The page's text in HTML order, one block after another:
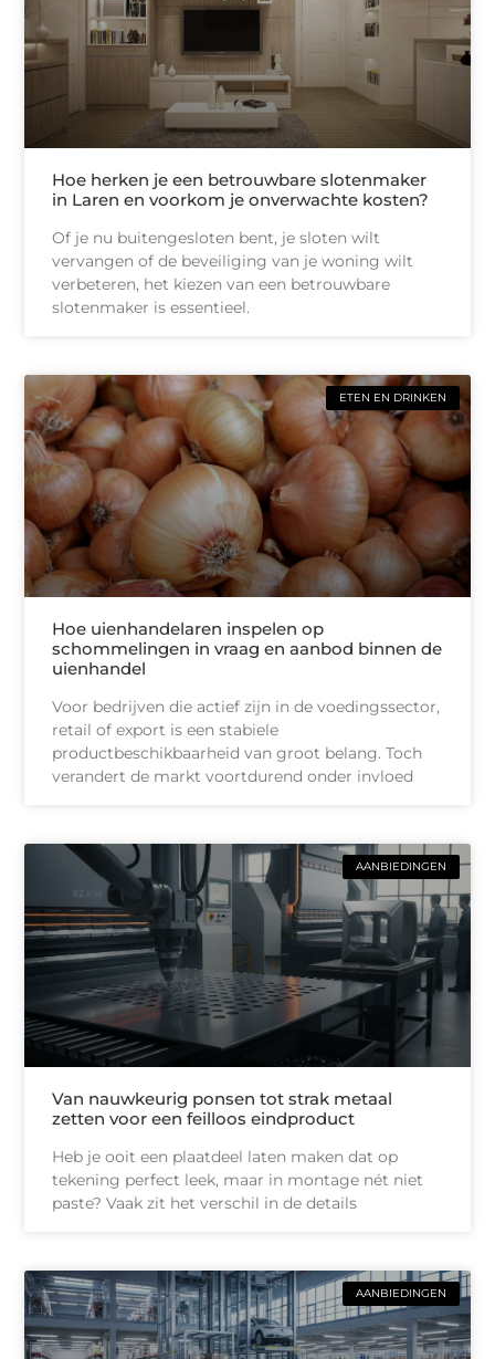
Hoe herken je een betrouwbare slotenmaker
in Laren en voorkom je onverwachte kosten?
Of je nu buitengesloten bent, je sloten wilt
vervangen of de beveiliging van je woning wilt
verbeteren, het kiezen van een betrouwbare
slotenmaker is essentieel.
ETEN EN DRINKEN
Hoe uienhandelaren inspelen op
schommelingen in vraag en aanbod binnen de
uienhandel
Voor bedrijven die actief zijn in de voedingssector,
retail of export is een stabiele
productbeschikbaarheid van groot belang. Toch
verandert de markt voortdurend onder invloed
AANBIEDINGEN
Van nauwkeurig ponsen tot strak metaal
zetten voor een feilloos eindproduct
Heb je ooit een plaatdeel laten maken dat op
tekening perfect leek, maar in montage nét niet
paste? Vaak zit het verschil in de details
AANBIEDINGEN